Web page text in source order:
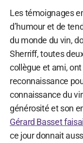
Les témoignages
d’humour et de
du monde du vin,
Sherriff, toutes
collègue et ami,
reconnaissance
connaissance du
générosité et son
Gérard Basset
ce jour donnait